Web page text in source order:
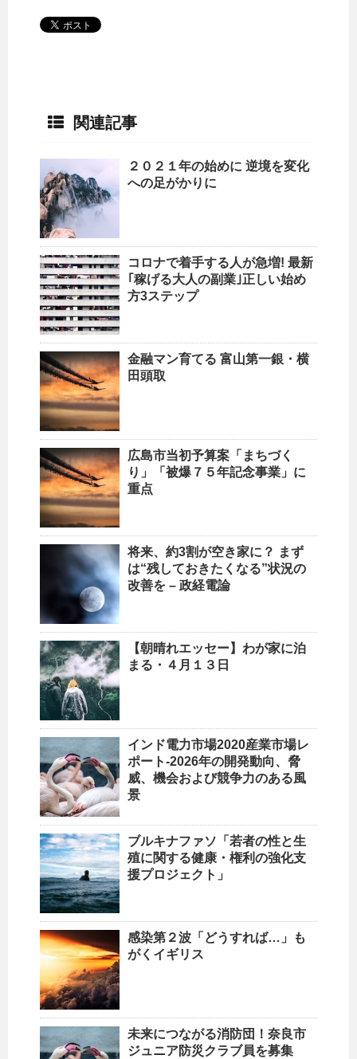
関連記事
２０２１年の始めに 逆境を変化
への足がかりに
コロナで着手する人が急増! 最新
｢稼げる大人の副業｣正しい始め
方3ステップ
金融マン育てる 富山第一銀・横
田頭取
広島市当初予算案「まちづく
り」「被爆７５年記念事業」に
重点
将来、約3割が空き家に？ まず
は“残しておきたくなる”状況の
改善を – 政経電論
【朝晴れエッセー】わが家に泊
まる・４月１３日
インド電力市場2020産業市場レ
ポート-2026年の開発動向、脅
威、機会および競争力のある風
景
ブルキナファソ「若者の性と生
殖に関する健康・権利の強化支
援プロジェクト」
感染第２波「どうすれば…」も
がくイギリス
未来につながる消防団！奈良市
ジュニア防災クラブ員を募集